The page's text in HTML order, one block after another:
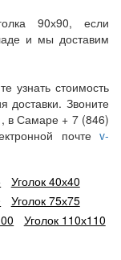
90х90, если
и мы доставим
узнать стоимость
доставки. Звоните
в Самаре + 7 (846)
почте v-
Уголок 40х40
Уголок 75х75
Уголок 110х110